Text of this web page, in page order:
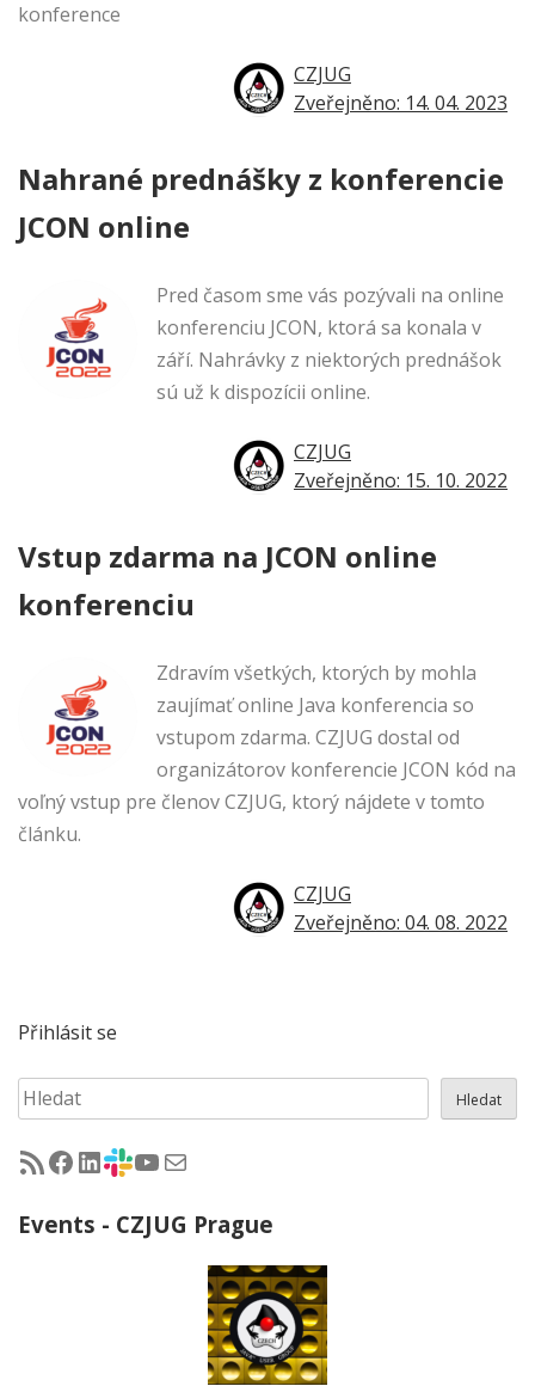
konference
CZJUG
Zveřejněno: 14. 04. 2023
Nahrané prednášky z konferencie
JCON online
Pred časom sme vás pozývali na online
konferenciu JCON, ktorá sa konala v
září. Nahrávky z niektorých prednášok
sú už k dispozícii online.
CZJUG
Zveřejněno: 15. 10. 2022
Vstup zdarma na JCON online
konferenciu
Zdravím všetkých, ktorých by mohla
zaujímať online Java konferencia so
vstupom zdarma. CZJUG dostal od
organizátorov konferencie JCON kód na
voľný vstup pre členov CZJUG, ktorý nájdete v tomto
článku.
CZJUG
Zveřejněno: 04. 08. 2022
Přihlásit se
Hledat Hledat
RSS - články na jug.cz
Facebook skupina Czech Java User Group
LinkedIn skupina Czech Java User Group
CZJUG Slack fórum
CZJUG YouTube kanálCZJUG email
Events - CZJUG Prague